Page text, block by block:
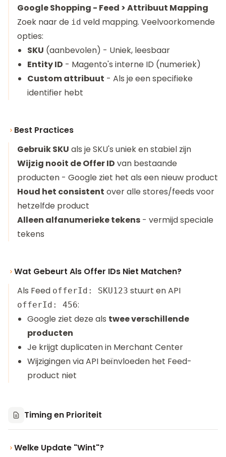
Google Shopping - Feed > Attribuut Mapping
Zoek naar de id veld mapping. Veelvoorkomende
opties:
SKU (aanbevolen) - Uniek, leesbaar
Entity ID - Magento's interne ID (numeriek)
Custom attribuut - Als je een specifieke
identifier hebt
Best Practices
Gebruik SKU als je SKU's uniek en stabiel zijn
Wijzig nooit de Offer ID van bestaande
producten - Google ziet het als een nieuw product
Houd het consistent over alle stores/feeds voor
hetzelfde product
Alleen alfanumerieke tekens - vermijd speciale
tekens
Wat Gebeurt Als Offer IDs Niet Matchen?
Als Feed offerId: SKU123 stuurt en API
offerId: 456:
Google ziet deze als twee verschillende
producten
Je krijgt duplicaten in Merchant Center
Wijzigingen via API beïnvloeden het Feed-
product niet
Timing en Prioriteit
Welke Update "Wint"?